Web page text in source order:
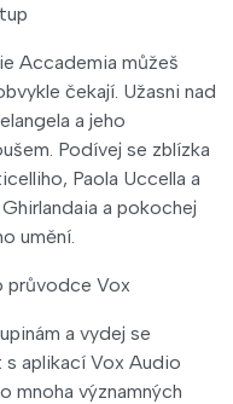
Accademia můžeš
čekají. Užasni nad
a jeho
Podívej se zblízka
Paola Uccella a
a pokochej
umění.
průvodce Vox
a vydej se
aplikací Vox Audio
mnoha významných